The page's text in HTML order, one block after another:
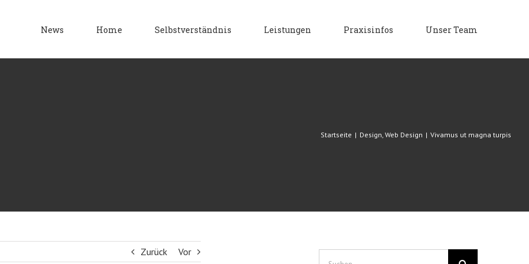
News Home Selbstverständnis Leistungen Praxisinfos Unser Team
Startseite | Design, Web Design | Vivamus ut magna turpis
Zurück Vor